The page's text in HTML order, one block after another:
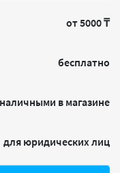
от 5000 ₸
бесплатно
в магазине
для юридических лиц